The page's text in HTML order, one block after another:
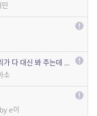
"쇼츠 중간중간 나오는 광고들, 그거 우리가 다 대신 봐 주는데 돈은 하나도 못 받잖아."
소
by e이